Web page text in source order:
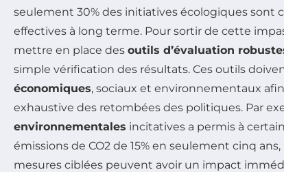
seulement 30% des initiatives écologiques sont
effectives à long terme. Pour sortir de cette
mettre en place des outils d’évaluation
simple vérification des résultats. Ces outils
économiques, sociaux et environnementaux
exhaustive des retombées des politiques. Par
environnementales incitatives a permis à
émissions de CO2 de 15% en seulement cinq
mesures ciblées peuvent avoir un impact